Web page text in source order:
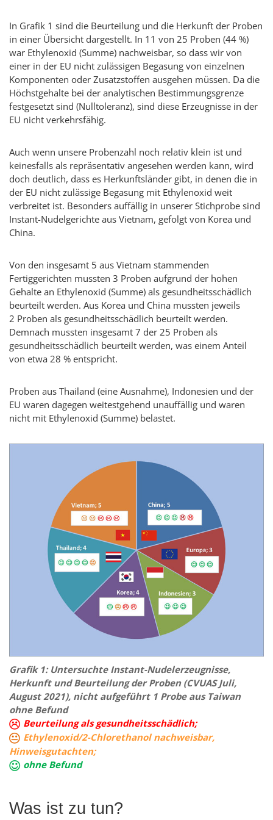
In Grafik 1 sind die Beurteilung und die Herkunft der Proben
in einer Übersicht dargestellt. In 11 von 25 Proben (44 %)
war Ethylenoxid (Summe) nachweisbar, so dass wir von
einer in der EU nicht zulässigen Begasung von einzelnen
Komponenten oder Zusatzstoffen ausgehen müssen. Da die
Höchstgehalte bei der analytischen Bestimmungsgrenze
festgesetzt sind (Nulltoleranz), sind diese Erzeugnisse in der
EU nicht verkehrsfähig.
Auch wenn unsere Probenzahl noch relativ klein ist und
keinesfalls als repräsentativ angesehen werden kann, wird
doch deutlich, dass es Herkunftsländer gibt, in denen die in
der EU nicht zulässige Begasung mit Ethylenoxid weit
verbreitet ist. Besonders auffällig in unserer Stichprobe sind
Instant-Nudelgerichte aus Vietnam, gefolgt von Korea und
China.
Von den insgesamt 5 aus Vietnam stammenden
Fertiggerichten mussten 3 Proben aufgrund der hohen
Gehalte an Ethylenoxid (Summe) als gesundheitsschädlich
beurteilt werden. Aus Korea und China mussten jeweils
2 Proben als gesundheitsschädlich beurteilt werden.
Demnach mussten insgesamt 7 der 25 Proben als
gesundheitsschädlich beurteilt werden, was einem Anteil
von etwa 28 % entspricht.
Proben aus Thailand (eine Ausnahme), Indonesien und der
EU waren dagegen weitestgehend unauffällig und waren
nicht mit Ethylenoxid (Summe) belastet.
Grafik 1: Untersuchte Instant-Nudelerzeugnisse,
Herkunft und Beurteilung der Proben (CVUAS Juli,
August 2021), nicht aufgeführt 1 Probe aus Taiwan
ohne Befund
Beurteilung als gesundheitsschädlich;
Ethylenoxid/2-Chlorethanol nachweisbar,
Hinweisgutachten;
ohne Befund
Was ist zu tun?